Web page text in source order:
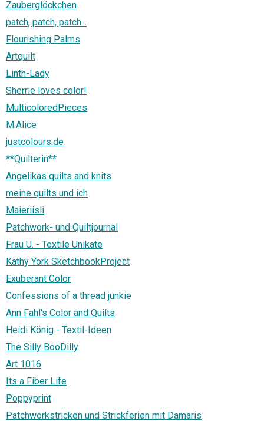
Zauberglöckchen
patch, patch, patch...
Flourishing Palms
Artquilt
Linth-Lady
Sherrie loves color!
MulticoloredPieces
M.Alice
justcolours.de
**Quilterin**
Angelikas quilts and knits
meine quilts und ich
Maieriisli
Patchwork- und Quiltjournal
Frau U. - Textile Unikate
Kathy York SketchbookProject
Exuberant Color
Confessions of a thread junkie
Ann Fahl's Color and Quilts
Heidi König - Textil-Ideen
The Silly BooDilly
Art 1016
Its a Fiber Life
Poppyprint
Patchworkstricken und Strickferien mit Damaris